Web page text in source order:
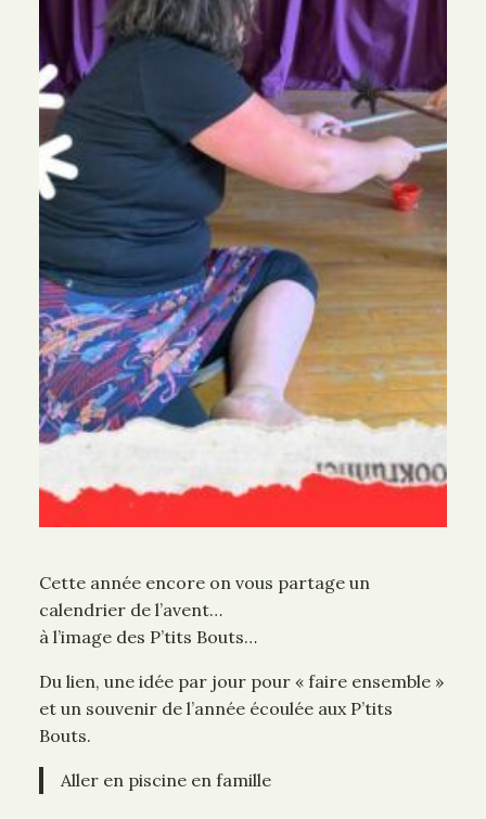
Cette année encore on vous partage un
calendrier de l’avent…
à l’image des P’tits Bouts…
Du lien, une idée par jour pour « faire ensemble »
et un souvenir de l’année écoulée aux P’tits
Bouts.
Aller en piscine en famille